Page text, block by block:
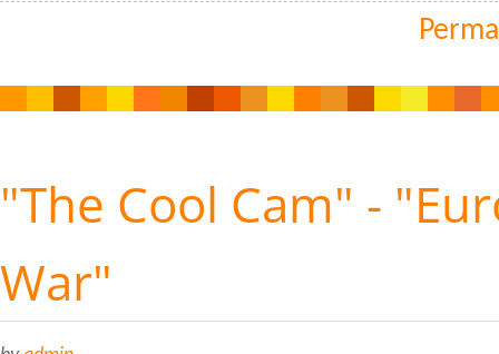
"The Cool Cam" -
War"